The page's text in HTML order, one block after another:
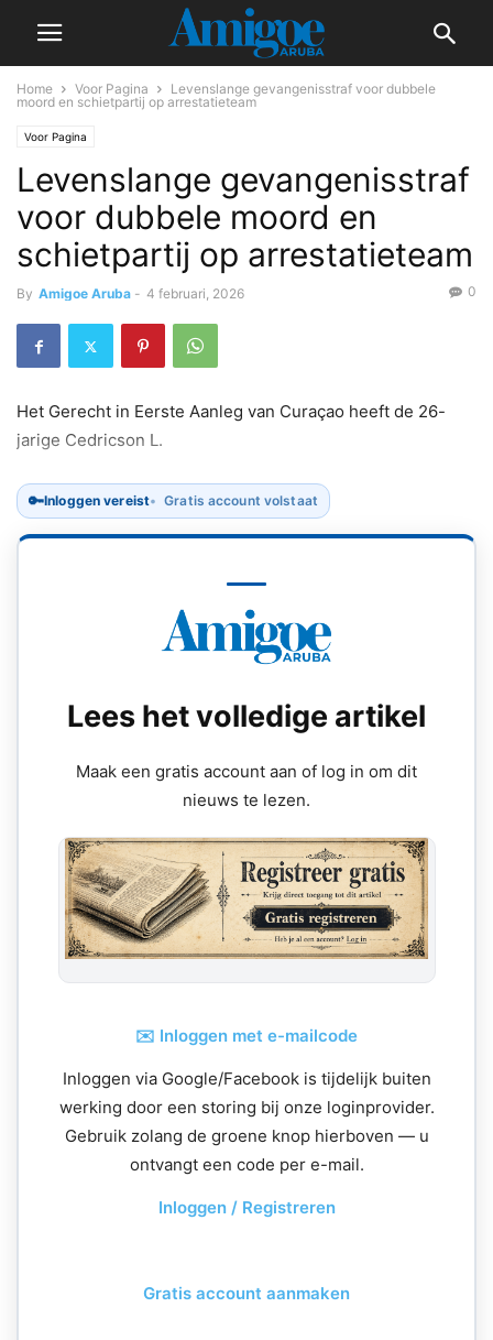
Home Voor Pagina
Levenslange gevangenisstraf voor dubbele
moord en schietpartij op arrestatieteam
Voor Pagina
Levenslange gevangenisstraf
voor dubbele moord en
schietpartij op arrestatieteam
By Amigoe Aruba - 4 februari, 2026 0
Het Gerecht in Eerste Aanleg van Curaçao heeft de 26-
jarige Cedricson L.
🔑Inloggen vereist Gratis account volstaat
Lees het volledige artikel
Maak een gratis account aan of log in om dit
nieuws te lezen.
✉️ Inloggen met e-mailcode
Inloggen via Google/Facebook is tijdelijk buiten
werking door een storing bij onze loginprovider.
Gebruik zolang de groene knop hierboven — u
ontvangt een code per e-mail.
Inloggen / Registreren
Gratis account aanmaken